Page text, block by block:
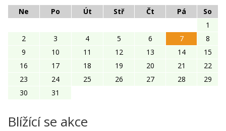
Ne
Po Út Stř Čt Pá
So
1
2
3 4 5 6 7
8
9
10 11 12 13 14
15
16
17 18 19 20 21
22
23
24 25 26 27 28
29
30
31
Blížící se akce